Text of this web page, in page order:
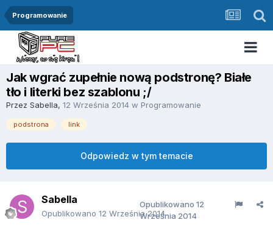
Programowanie
Jak wgrać zupełnie nową podstronę? Białe
tło i literki bez szablonu ;/
Przez Sabella, 12 Września 2014 w Programowanie
podstrona link
Odpowiedz w tym temacie
Sabella
Opublikowano 12 Września 2014
Opublikowano 12
Września 2014